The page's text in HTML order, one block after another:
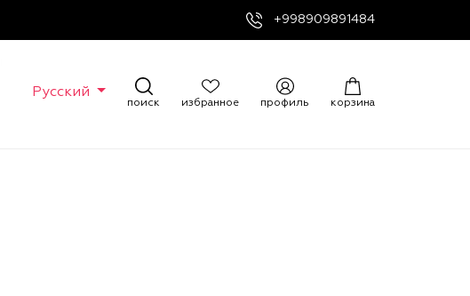
+998909891484
Русский
поиск избранное профиль корзина